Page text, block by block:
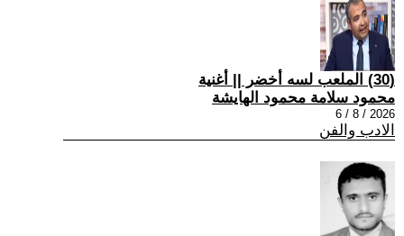
(30) الملعب لسه أخضر || أغنية
محمود سلامة محمود الهايشة
2026 / 8 / 6
الادب والفن